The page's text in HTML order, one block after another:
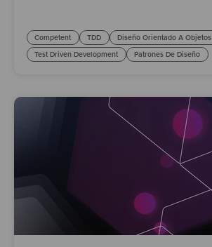
Competent TDD Diseño Orientado A Objetos
Test Driven Development
Patrones De Diseño